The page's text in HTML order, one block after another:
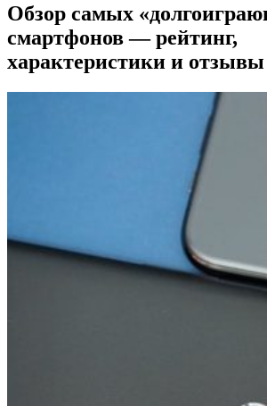
Обзор самых
смартфонов — рейтинг,
характеристики и отзывы